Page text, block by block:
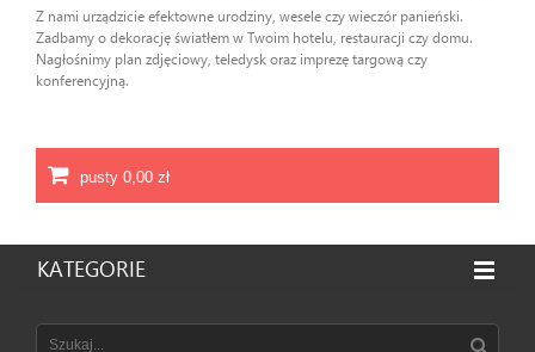
Z nami urządzicie efektowne urodziny, wesele czy wieczór panieński.
Zadbamy o dekorację światłem w Twoim hotelu, restauracji czy domu.
Nagłośnimy plan zdjęciowy, teledysk oraz imprezę targową czy
konferencyjną.
pusty 0,00 zł
KATEGORIE